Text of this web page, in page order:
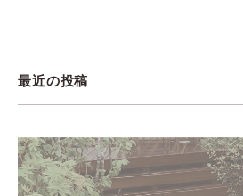
最近の投稿